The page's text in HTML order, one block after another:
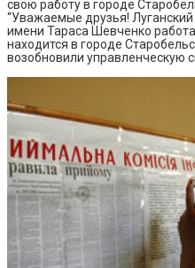
свою работу в городе
“Уважаемые друзья!
имени Тараса Шевченко
находится в городе
возобновили управленческую